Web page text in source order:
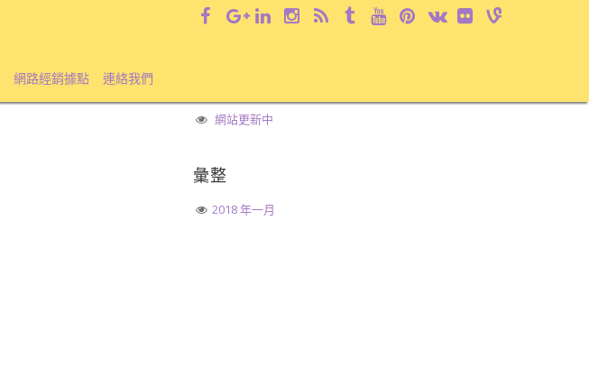
網路經銷據點 連絡我們
網站更新中
彙整
2018 年一月